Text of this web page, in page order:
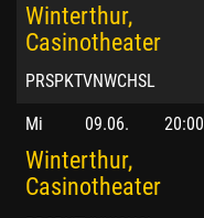
Winterthur,
Casinotheater
PRSPKTVNWCHSL
Mi 09.06. 20:00
Winterthur,
Casinotheater